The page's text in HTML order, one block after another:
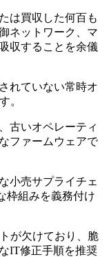
は買収した何百も
ネットワーク、マ
収することを余儀
れていない常時オ
。
古いオペレーティ
ファームウェアで
小売サプライチェ
枠組みを義務付け
が欠けており、脆
IT修正手順を推奨